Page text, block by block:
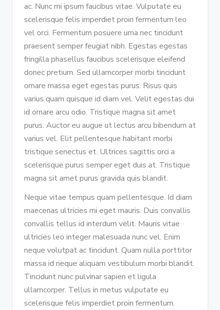
ac. Nunc mi ipsum faucibus vitae. Vulputate eu
scelerisque felis imperdiet proin fermentum leo
vel orci. Fermentum posuere urna nec tincidunt
praesent semper feugiat nibh. Egestas egestas
fringilla phasellus faucibus scelerisque eleifend
donec pretium. Sed ullamcorper morbi tincidunt
ornare massa eget egestas purus. Risus quis
varius quam quisque id diam vel. Velit egestas dui
id ornare arcu odio. Tristique magna sit amet
purus. Auctor eu augue ut lectus arcu bibendum at
varius vel. Elit pellentesque habitant morbi
tristique senectus et. Ultrices sagittis orci a
scelerisque purus semper eget duis at. Tristique
magna sit amet purus gravida quis blandit.
Neque vitae tempus quam pellentesque. Id diam
maecenas ultricies mi eget mauris. Duis convallis
convallis tellus id interdum velit. Mauris vitae
ultricies leo integer malesuada nunc vel. Enim
neque volutpat ac tincidunt. Quam nulla porttitor
massa id neque aliquam vestibulum morbi blandit.
Tincidunt nunc pulvinar sapien et ligula
ullamcorper. Tellus in metus vulputate eu
scelerisque felis imperdiet proin fermentum.